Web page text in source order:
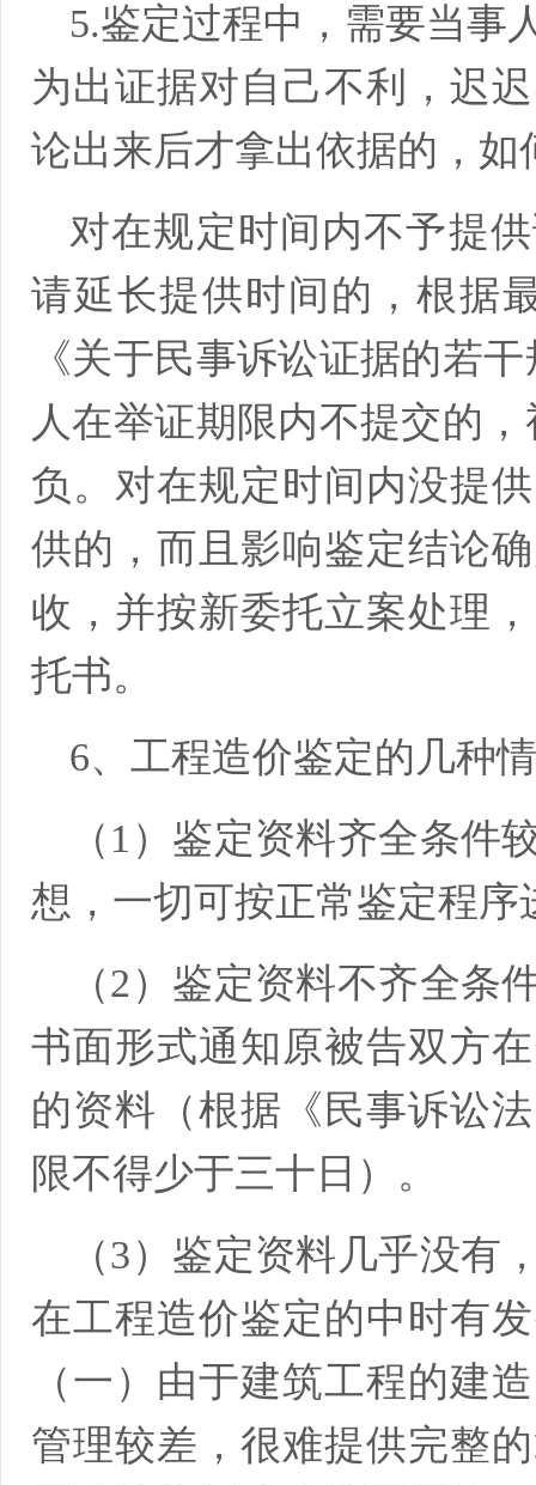
5.鉴定过程中，需要当事
为出证据对自己不利，迟
论出来后才拿出依据的，如
对在规定时间内不予提
请延长提供时间的，根据
《关于民事诉讼证据的若
人在举证期限内不提交的
负。对在规定时间内没提
供的，而且影响鉴定结论
收，并按新委托立案处理
托书。
6、工程造价鉴定的几种
（1）鉴定资料齐全条件
想，一切可按正常鉴定程序
（2）鉴定资料不齐全条
书面形式通知原被告双方
的资料（根据《民事诉讼
限不得少于三十日）。
（3）鉴定资料几乎没有
在工程造价鉴定的中时有
（一）由于建筑工程的建
管理较差，很难提供完整